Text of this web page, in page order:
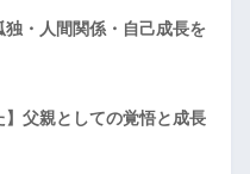
独・人間関係・自己成長を
】父親としての覚悟と成長